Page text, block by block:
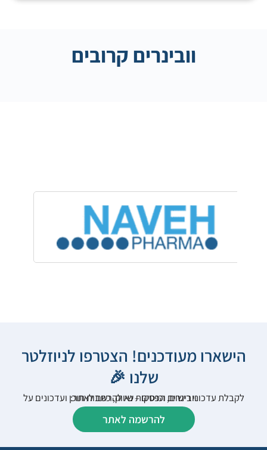
וובינרים קרובים
הישארו מעודכנים! הצטרפו לניוזלטר
שלנו 🎉
לקבלת עדכוני רישום, הפסקות שיווק, כתבות תוכן ועדכונים על וובינרים וכנסים – נא להרשם לאתר:
להרשמה לאתר